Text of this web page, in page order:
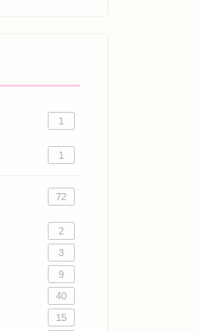
1
1
72
2
3
9
40
15